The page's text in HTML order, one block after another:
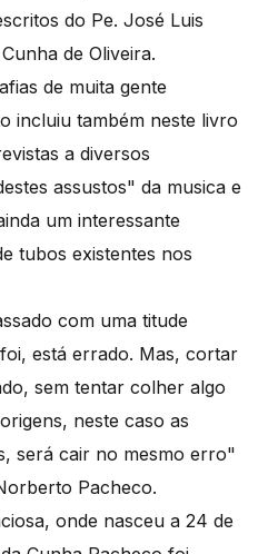
do Pe. José Luis
de Oliveira.
de muita gente
incluiu também neste livro
a diversos
assustos" da musica e
um interessante
tubos existentes nos
com uma titude
está errado. Mas, cortar
sem tentar colher algo
neste caso as
será cair no mesmo erro"
Pacheco.
onde nasceu a 24 de